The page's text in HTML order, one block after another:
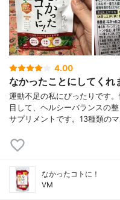
4.00
なかったことにしてくれ
運動不足の私にぴったりです
目して、ヘルシーバランスの
サプリメントです。13種類の
なかったコトに！
VM